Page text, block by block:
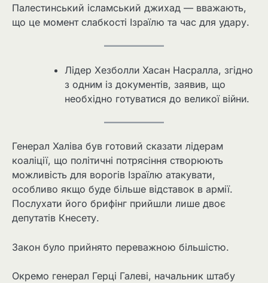
Палестинський ісламський джихад — вважають,
що це момент слабкості Ізраїлю та час для удару.
Лідер Хезболли Хасан Насралла, згідно
з одним із документів, заявив, що
необхідно готуватися до великої війни.
Генерал Халіва був готовий сказати лідерам
коаліції, що політичні потрясіння створюють
можливість для ворогів Ізраїлю атакувати,
особливо якщо буде більше відставок в армії.
Послухати його брифінг прийшли лише двоє
депутатів Кнесету.
Закон було прийнято переважною більшістю.
Окремо генерал Герці Галеві, начальник штабу